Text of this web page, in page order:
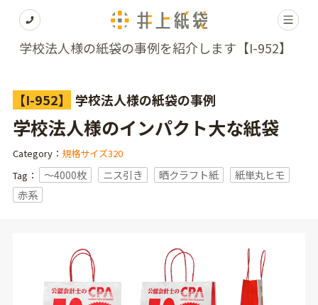
学校法人様の紙袋の事例を紹介します【I-952】
【I-952】 学校法人様の紙袋の事例
学校法人様のインパクト大な紙袋
Category： 規格サイズ320
Tag：
〜4000枚 ニス引き 晒クラフト紙
紙単丸ヒモ
赤系